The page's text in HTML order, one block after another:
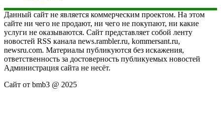
Данный сайт не является коммерческим проектом. На этом
сайте ни чего не продают, ни чего не покупают, ни какие
услуги не оказываются. Сайт представляет собой ленту
новостей RSS канала news.rambler.ru, kommersant.ru,
newsru.com. Материалы публикуются без искажения,
ответственность за достоверность публикуемых новостей
Администрация сайта не несёт.
Сайт от bmb3 @ 2025